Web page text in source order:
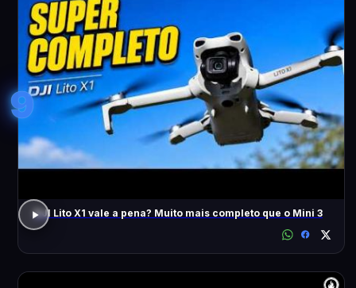
9
DJI Lito X1 vale a pena? Muito mais completo que o Mini 3